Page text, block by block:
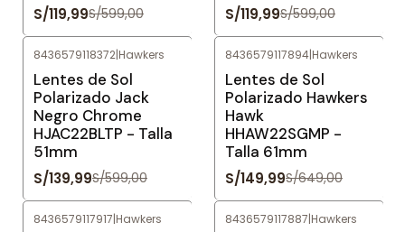
S/119,99S/599,00 S/119,99S/599,00
8436579118372|Hawkers
Lentes de Sol
Polarizado Jack
Negro Chrome
HJAC22BLTP - Talla
51mm
S/139,99S/599,00
8436579117894|Hawkers
Lentes de Sol
Polarizado Hawkers
Hawk
HHAW22SGMP -
Talla 61mm
S/149,99S/649,00
8436579117917|Hawkers 8436579117887|Hawkers